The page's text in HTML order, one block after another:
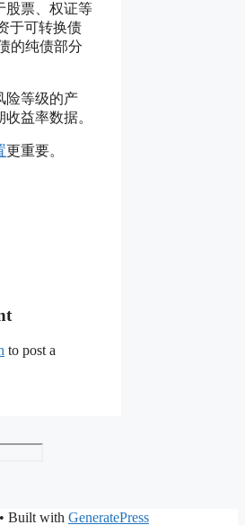
股票、权证等
于可转换债
的纯债部分
险等级的产
益率数据。
更重要。
to post a
• Built with GeneratePress